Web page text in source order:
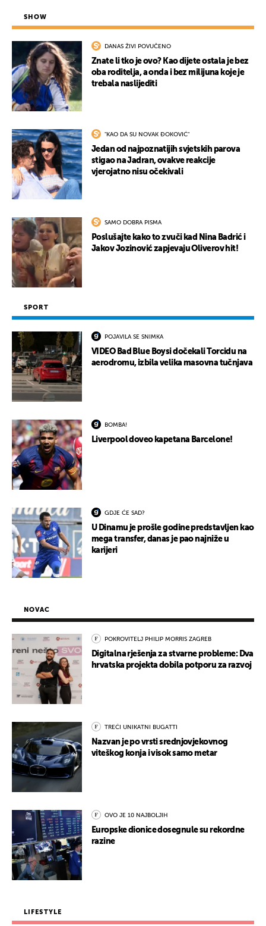
SHOW
DANAS ŽIVI POVUČENO
Znate li tko je ovo? Kao dijete ostala je bez
oba roditelja, a onda i bez milijuna koje je
trebala naslijediti
"KAO DA SU NOVAK ĐOKOVIĆ"
Jedan od najpoznatijih svjetskih parova
stigao na Jadran, ovakve reakcije
vjerojatno nisu očekivali
SAMO DOBRA PISMA
Poslušajte kako to zvuči kad Nina Badrić i
Jakov Jozinović zapjevaju Oliverov hit!
SPORT
POJAVILA SE SNIMKA
VIDEO Bad Blue Boysi dočekali Torcidu na
aerodromu, izbila velika masovna tučnjava
BOMBA!
Liverpool doveo kapetana Barcelone!
GDJE ĆE SAD?
U Dinamu je prošle godine predstavljen kao
mega transfer, danas je pao najniže u
karijeri
NOVAC
POKROVITELJ PHILIP MORRIS ZAGREB
Digitalna rješenja za stvarne probleme: Dva
hrvatska projekta dobila potporu za razvoj
TREĆI UNIKATNI BUGATTI
Nazvan je po vrsti srednjovjekovnog
viteškog konja i visok samo metar
OVO JE 10 NAJBOLJIH
Europske dionice dosegnule su rekordne
razine
LIFESTYLE